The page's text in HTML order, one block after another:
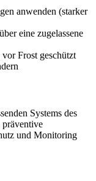
anwenden (starker
eine zugelassene
Frost geschützt
Systems des
präventive
und Monitoring